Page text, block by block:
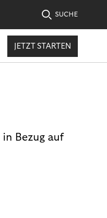
SUCHE
JETZT STARTEN
Bezug auf